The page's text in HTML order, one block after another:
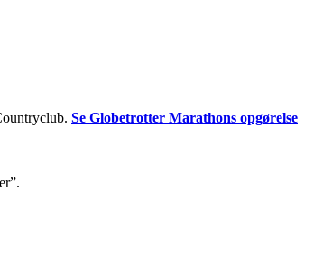
Se Globetrotter Marathons opgørelse